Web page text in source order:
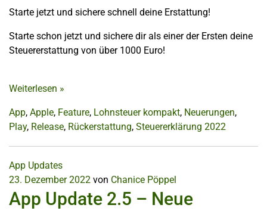
Starte jetzt und sichere schnell deine Erstattung!
Starte schon jetzt und sichere dir als einer der Ersten deine
Steuererstattung von über 1000 Euro!
Weiterlesen »
App, Apple, Feature, Lohnsteuer kompakt, Neuerungen,
Play, Release, Rückerstattung, Steuererklärung 2022
App Updates
23. Dezember 2022 von Chanice Pöppel
App Update 2.5 – Neue